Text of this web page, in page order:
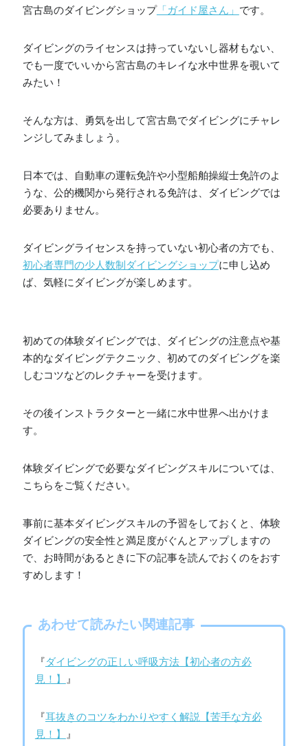
宮古島のダイビングショップ「ガイド屋さん」 です。
ダイビングのライセンスは持っていないし器材もない、
でも一度でいいから宮古島のキレイな水中世界を覗いて
みたい！
そんな方は、勇気を出して宮古島でダイビングにチャレ
ンジしてみましょう。
日本では、自動車の運転免許や小型船舶操縦士免許のよ
うな、公的機関から発行される免許は、ダイビングでは
必要ありません。
ダイビングライセンスを持っていない初心者の方でも、
初心者専門の少人数制ダイビングショップに申し込め
ば、気軽にダイビングが楽しめます。
初めての体験ダイビングでは、ダイビングの注意点や基
本的なダイビングテクニック、初めてのダイビングを楽
しむコツなどのレクチャーを受けます。
その後インストラクターと一緒に水中世界へ出かけま
す。
体験ダイビングで必要なダイビングスキルについては、
こちらをご覧ください。
事前に基本ダイビングスキルの予習をしておくと、体験
ダイビングの安全性と満足度がぐんとアップしますの
で、お時間があるときに下の記事を読んでおくのをおす
すめします！
あわせて読みたい関連記事
『ダイビングの正しい呼吸方法【初心者の方必
見！】
』
『耳抜きのコツをわかりやすく解説【苦手な方必
見！】
』